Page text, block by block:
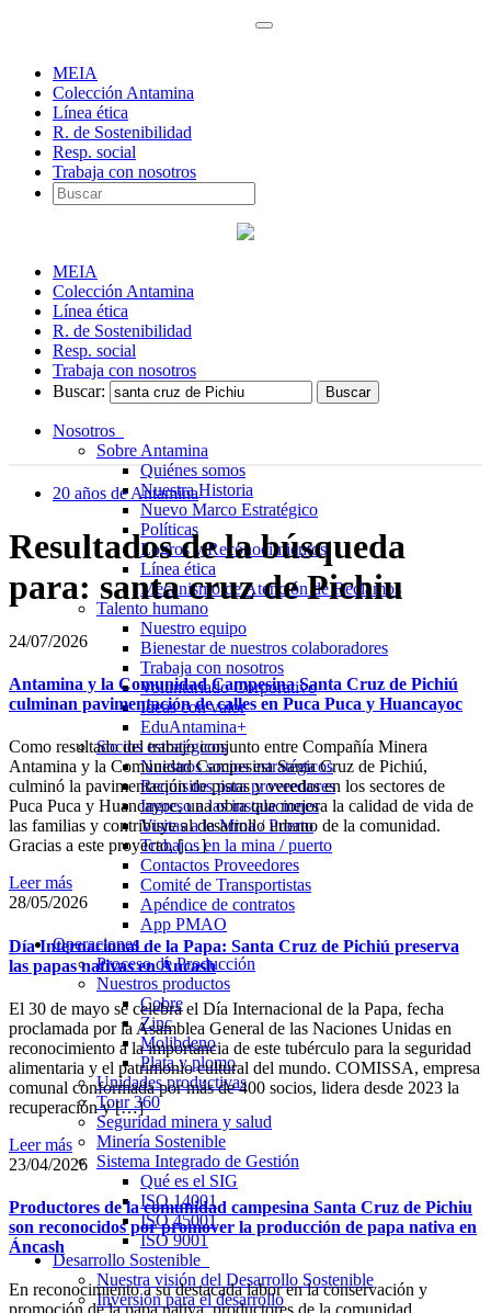
MEIA
Colección Antamina
Línea ética
R. de Sostenibilidad
Resp. social
Trabaja con nosotros
MEIA
Colección Antamina
Línea ética
R. de Sostenibilidad
Resp. social
Trabaja con nosotros
Buscar:
Nosotros
Sobre Antamina
Quiénes somos
Nuestra Historia
Nuevo Marco Estratégico
Políticas
Logros y Reconocimientos
Línea ética
Mecanismo de Atención de Reclamos
Talento humano
Nuestro equipo
Bienestar de nuestros colaboradores
Trabaja con nosotros
Voluntariado Corporativo
Ideas con valor
EduAntamina+
Socios estratégicos
Nuestros socios estratégicos
Requisitos para proveedores
Ingreso a las instalaciones
Visitas a la Mina / Puerto
Trabajos en la mina / puerto
Contactos Proveedores
Comité de Transportistas
Apéndice de contratos
App PMAO
Operaciones
Proceso de Producción
Nuestros productos
Cobre
Zinc
Molibdeno
Plata y plomo
Unidades productivas
Tour 360
Seguridad minera y salud
Minería Sostenible
Sistema Integrado de Gestión
Qué es el SIG
ISO 14001
ISO 45001
ISO 9001
Desarrollo Sostenible
Nuestra visión del Desarrollo Sostenible
Inversión para el desarrollo
20 años de Antamina
Resultados de la búsqueda
para: santa cruz de Pichiu
24/07/2026
Antamina y la Comunidad Campesina Santa Cruz de Pichiú
culminan pavimentación de calles en Puca Puca y Huancayoc
Como resultado del trabajo conjunto entre Compañía Minera
Antamina y la Comunidad Campesina Santa Cruz de Pichiú,
culminó la pavimentación de pistas y veredas en los sectores de
Puca Puca y Huancayoc, una obra que mejora la calidad de vida de
las familias y contribuye al desarrollo urbano de la comunidad.
Gracias a este proyecto, […]
Leer más
28/05/2026
Día Internacional de la Papa: Santa Cruz de Pichiú preserva
las papas nativas en Áncash
El 30 de mayo se celebra el Día Internacional de la Papa, fecha
proclamada por la Asamblea General de las Naciones Unidas en
reconocimiento a la importancia de este tubérculo para la seguridad
alimentaria y el patrimonio cultural del mundo. COMISSA, empresa
comunal conformada por más de 400 socios, lidera desde 2023 la
recuperación y […]
Leer más
23/04/2026
Productores de la comunidad campesina Santa Cruz de Pichiu
son reconocidos por promover la producción de papa nativa en
Áncash
En reconocimiento a su destacada labor en la conservación y